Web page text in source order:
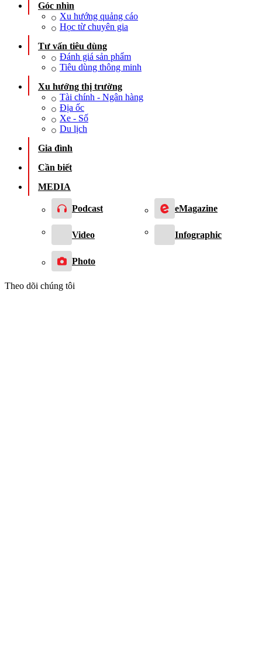
Góc nhìn
Xu hướng quảng cáo
Học từ chuyên gia
Tư vấn tiêu dùng
Đánh giá sản phẩm
Tiêu dùng thông minh
Xu hướng thị trường
Tài chính - Ngân hàng
Địa ốc
Xe - Số
Du lịch
Gia đình
Cần biết
MEDIA
Podcast eMagazine
Video Infographic
Photo
Theo dõi chúng tôi